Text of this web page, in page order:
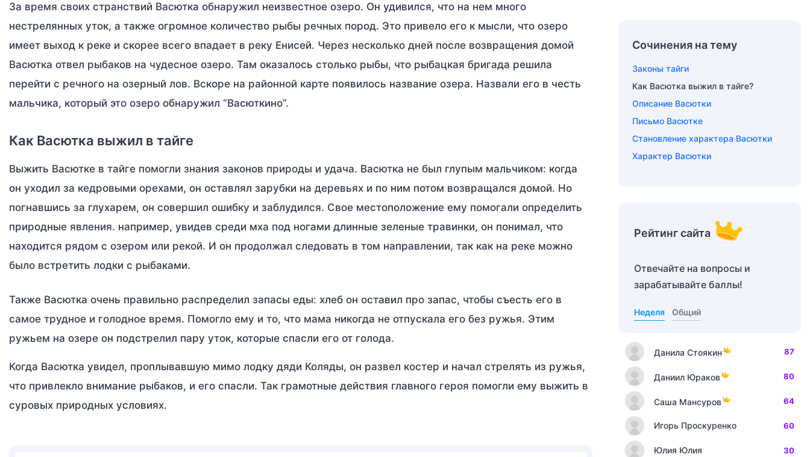
За время своих странствий Васютка обнаружил неизвестное озеро. Он удивился, что на нем много
нестрелянных уток, а также огромное количество рыбы речных пород. Это привело его к мысли, что озеро
имеет выход к реке и скорее всего впадает в реку Енисей. Через несколько дней после возвращения домой
Васютка отвел рыбаков на чудесное озеро. Там оказалось столько рыбы, что рыбацкая бригада решила
перейти с речного на озерный лов. Вскоре на районной карте появилось название озера. Назвали его в честь
мальчика, который это озеро обнаружил “Васюткино”.
Как Васютка выжил в тайге
Выжить Васютке в тайге помогли знания законов природы и удача. Васютка не был глупым мальчиком: когда
он уходил за кедровыми орехами, он оставлял зарубки на деревьях и по ним потом возвращался домой. Но
погнавшись за глухарем, он совершил ошибку и заблудился. Свое местоположение ему помогали определить
природные явления. например, увидев среди мха под ногами длинные зеленые травинки, он понимал, что
находится рядом с озером или рекой. И он продолжал следовать в том направлении, так как на реке можно
было встретить лодки с рыбаками.
Также Васютка очень правильно распределил запасы еды: хлеб он оставил про запас, чтобы съесть его в
самое трудное и голодное время. Помогло ему и то, что мама никогда не отпускала его без ружья. Этим
ружьем на озере он подстрелил пару уток, которые спасли его от голода.
Когда Васютка увидел, проплывавшую мимо лодку дяди Коляды, он развел костер и начал стрелять из ружья,
что привлекло внимание рыбаков, и его спасли. Так грамотные действия главного героя помогли ему выжить в
суровых природных условиях.
Сочинения на тему
Законы тайги
Как Васютка выжил в тайге?
Описание Васютки
Письмо Васютке
Становление характера Васютки
Характер Васютки
Рейтинг сайта
Отвечайте на вопросы и
зарабатывайте баллы!
Неделя Общий
Данила Стоякин 87
Даниил Юраков 80
Саша Мансуров 64
Игорь Проскуренко 60
Юлия Юлия 30